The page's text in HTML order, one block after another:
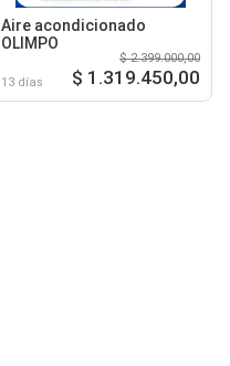
Aire acondicionado
OLIMPO
13 días
$ 2.399.000,00
$ 1.319.450,00